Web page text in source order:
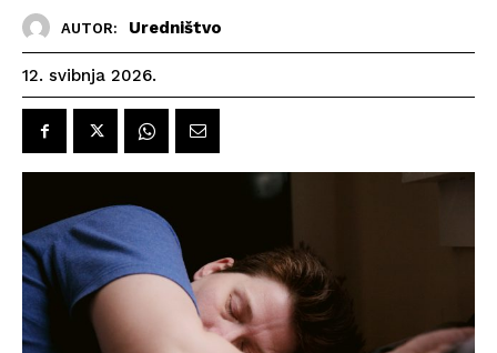
AUTOR: Uredništvo
12. svibnja 2026.